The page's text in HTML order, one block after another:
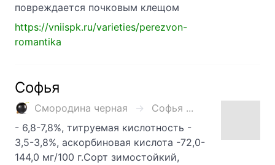
повреждается почковым клещом
https://vniispk.ru/varieties/perezvon-
romantika
Софья
Смородина черная
Софья ...
- 6,8-7,8%, титруемая кислотность -
3,5-3,8%, аскорбиновая кислота -72,0-
144,0 мг/100 г.Сорт зимостойкий,